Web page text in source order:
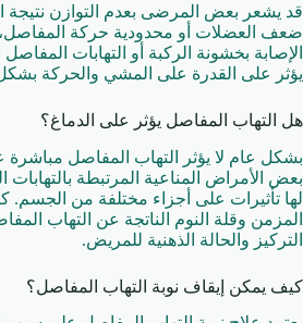
قد يشعر بعض المرضى بعدم التوازن نتيجة
ضعف العضلات أو محدودية حركة
الإصابة بخشونة الركبة أو التهابات
يؤثر على القدرة على المشي والحركة
هل التهاب المفاصل يؤثر على الدماغ؟
بشكل عام لا يؤثر التهاب المفاصل مباشرة
بعض الأمراض المناعية المرتبطة
لها تأثيرات على أجزاء مختلفة من الجسم.
المزمن وقلة النوم الناتجة عن التهاب
التركيز والحالة الذهنية للمريض.
كيف يمكن إيقاف نوبة التهاب المفاصل؟